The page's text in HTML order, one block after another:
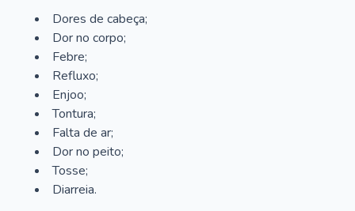
Dores de cabeça;
Dor no corpo;
Febre;
Refluxo;
Enjoo;
Tontura;
Falta de ar;
Dor no peito;
Tosse;
Diarreia.